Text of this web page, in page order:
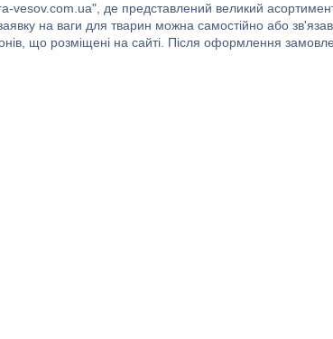
vesov.com.ua", де представлений великий асортимент
на ваги для тварин можна самостійно або
що розміщені на сайті. Після оформлення